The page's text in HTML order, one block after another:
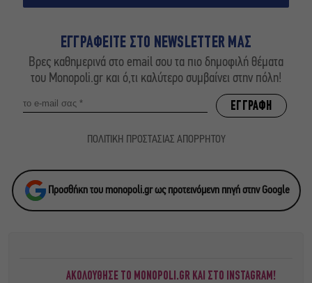
ΕΓΓΡΑΦΕΙΤΕ ΣΤΟ NEWSLETTER ΜΑΣ
Βρες καθημερινά στο email σου τα πιο δημοφιλή θέματα
του Monopoli.gr και ό,τι καλύτερο συμβαίνει στην πόλη!
ΠΟΛΙΤΙΚΗ ΠΡΟΣΤΑΣΙΑΣ ΑΠΟΡΡΗΤΟΥ
Προσθήκη του monopoli.gr ως προτεινόμενη πηγή στην Google
ΑΚΟΛΟΥΘΗΣΕ ΤΟ MONOPOLI.GR ΚΑΙ ΣΤΟ INSTAGRAM!